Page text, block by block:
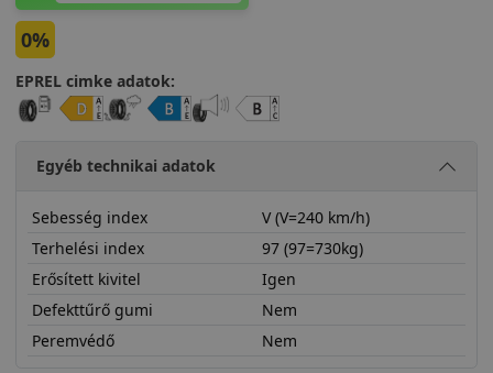
0%
EPREL cimke adatok:
Egyéb technikai adatok
Sebesség index
V (V=240 km/h)
Terhelési index
97 (97=730kg)
Erősített kivitel
Igen
Defekttűrő gumi
Nem
Peremvédő
Nem